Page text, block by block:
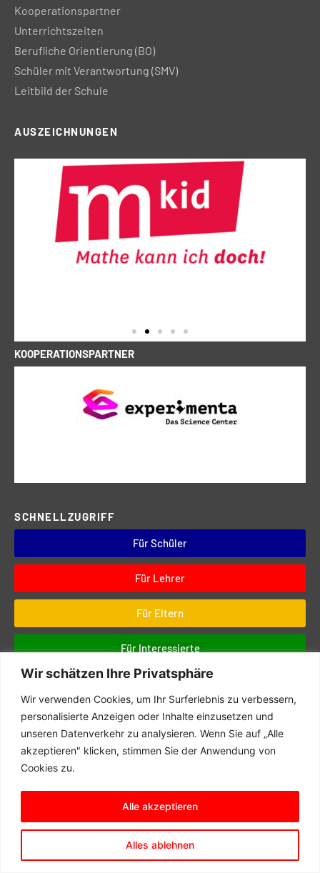
Wir schätzen Ihre Privatsphäre
Wir verwenden Cookies, um Ihr Surferlebnis zu verbessern,
personalisierte Anzeigen oder Inhalte einzusetzen und
unseren Datenverkehr zu analysieren. Wenn Sie auf „Alle
akzeptieren" klicken, stimmen Sie der Anwendung von
Cookies zu.
Alles ablehnen
Alle akzeptieren
Kooperationspartner
Unterrichtszeiten
Berufliche Orientierung (BO)
Schüler mit Verantwortung (SMV)
Leitbild der Schule
AUSZEICHNUNGEN
KOOPERATIONSPARTNER
SCHNELLZUGRIFF
Für Schüler
Für Lehrer
Für Eltern
Für Interessierte
SERVICE
Downloads
Digitales
Prüfungen
Schul- und Hausordnung
Schulwegeplan